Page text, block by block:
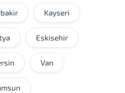
Kayseri
Eskisehir
Van